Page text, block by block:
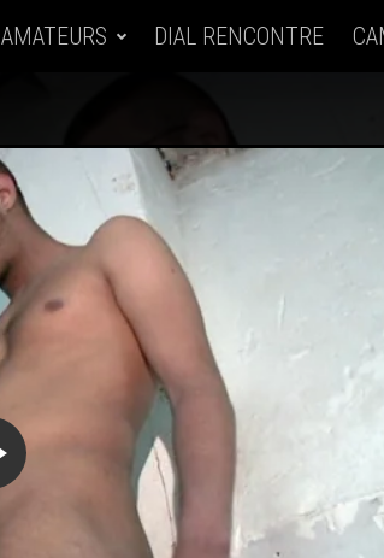
AMATEURS DIAL RENCONTRE